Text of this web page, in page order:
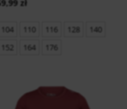
zł
104 110 116 128
140
152
164 176